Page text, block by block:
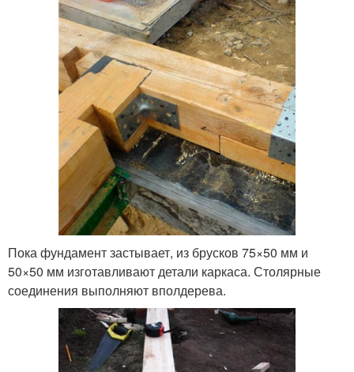
Пока фундамент застывает, из брусков 75×50 мм и
50×50 мм изготавливают детали каркаса. Столярные
соединения выполняют вполдерева.